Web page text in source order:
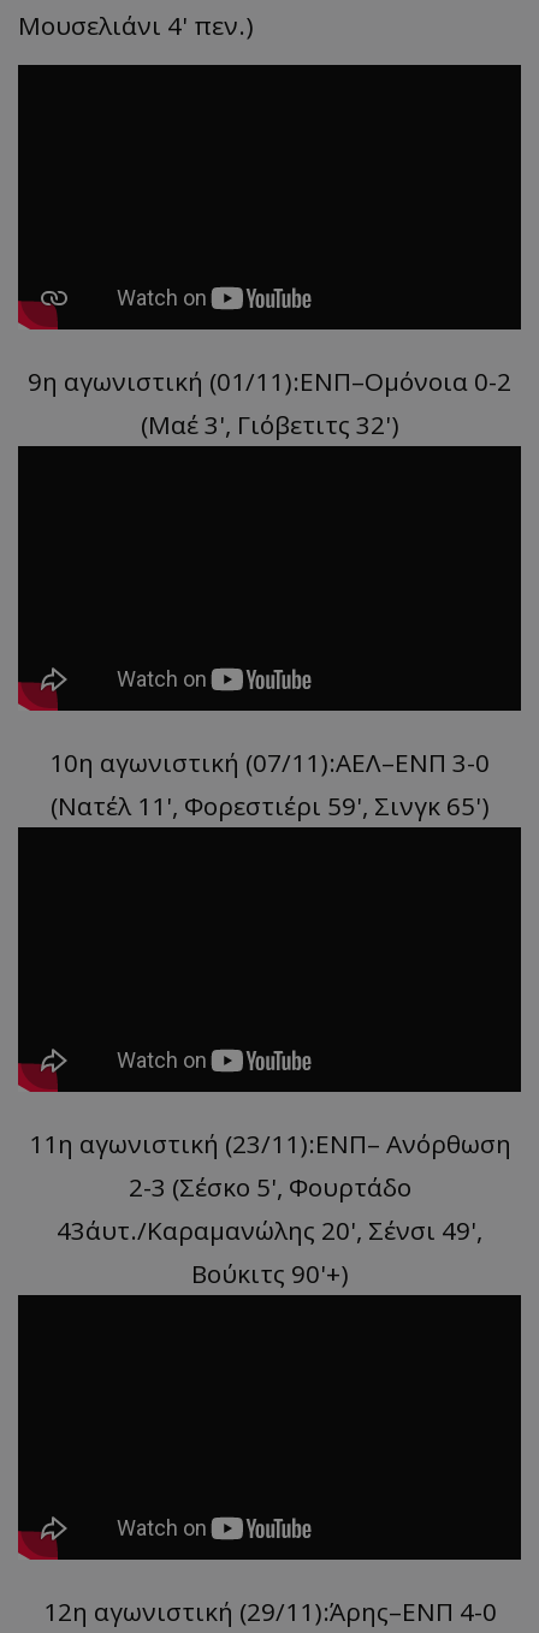
Μουσελιάνι 4' πεν.)
9η αγωνιστική (01/11):ΕΝΠ–Ομόνοια 0-2
(Μαέ 3', Γιόβετιτς 32')
10η αγωνιστική (07/11):ΑΕΛ–ΕΝΠ 3-0
(Nατέλ 11', Φορεστιέρι 59', Σινγκ 65')
11η αγωνιστική (23/11):ΕΝΠ– Ανόρθωση
2-3 (Σέσκο 5', Φουρτάδο
43΄αυτ./Kαραμανώλης 20', Σένσι 49',
Βούκιτς 90'+)
12η αγωνιστική (29/11):Άρης–ΕΝΠ 4-0